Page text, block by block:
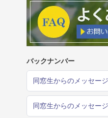
バックナンバー
同窓生からのメッセー
同窓生からのメッセー